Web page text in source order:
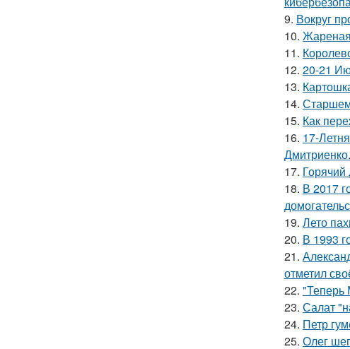
9. Вокруг
10.
11.
12. 20-21
13.
14.
15. Как
16. 17-
Дмитриенко.
17. Горячий
18. В 2017
19. Лето
20. В 1993
21.
отметил
22. "Теперь
23. Салат
24. Петр
25. Олег